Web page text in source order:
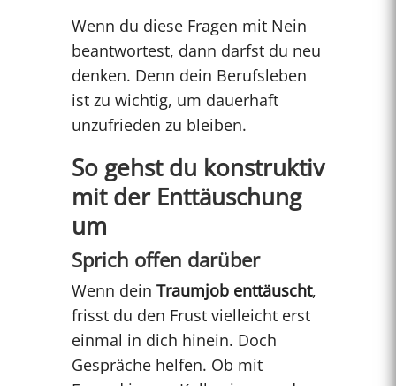
Wenn du diese Fragen mit Nein
beantwortest, dann darfst du neu
denken. Denn dein Berufsleben
ist zu wichtig, um dauerhaft
unzufrieden zu bleiben.
So gehst du konstruktiv
mit der Enttäuschung
um
Sprich offen darüber
Wenn dein Traumjob enttäuscht,
frisst du den Frust vielleicht erst
einmal in dich hinein. Doch
Gespräche helfen. Ob mit